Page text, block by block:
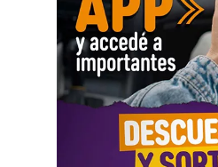
sindicatos, Biró sostuvo que
una persecución mediática,
por ser el secretario general de
Se trata de una campaña
llevada adelante por
la aplicación Mi Argentina o
estaciones terminales. Usaron
Estado. Me imputaron delitos